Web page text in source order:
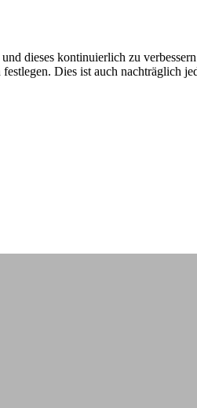
dieses kontinuierlich zu
festlegen. Dies ist auch